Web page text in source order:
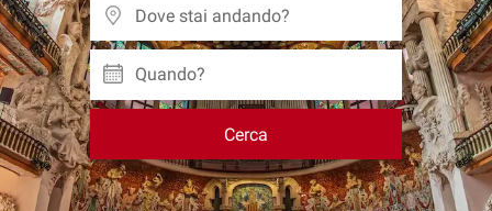
Quando?
Cerca